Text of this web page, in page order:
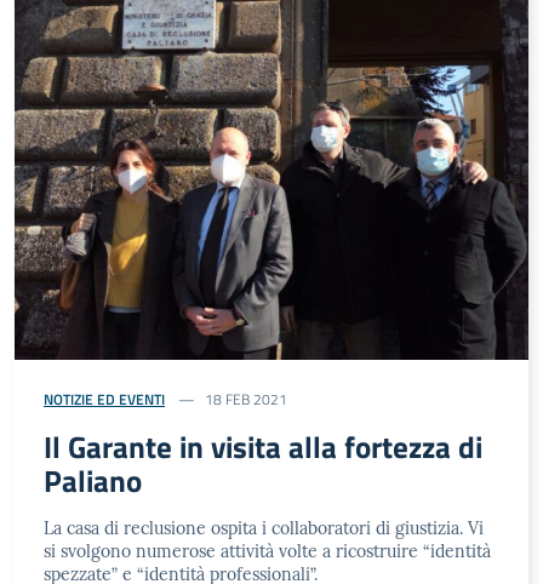
NOTIZIE ED EVENTI 18 FEB 2021
Il Garante in visita alla fortezza di
Paliano
La casa di reclusione ospita i collaboratori di giustizia. Vi
si svolgono numerose attività volte a ricostruire “identità
spezzate” e “identità professionali”.